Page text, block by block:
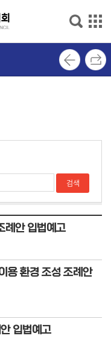
례안 입법예고
용 환경 조성 조례안
입법예고